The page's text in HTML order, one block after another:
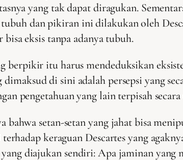
yang tak dapat diragukan.
dan pikiran ini dilakukan oleh
eksis tanpa adanya tubuh.
berpikir itu harus mendeduksikan
dimaksud di sini adalah persepsi yang
pengetahuan yang lain terpisah
setan-setan yang jahat bisa
keraguan Descartes yang
diajukan sendiri: Apa jaminan